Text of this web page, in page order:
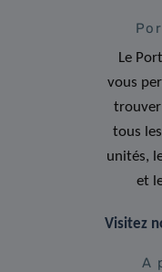
Le
vous
tous
unités,
et
Visitez
A